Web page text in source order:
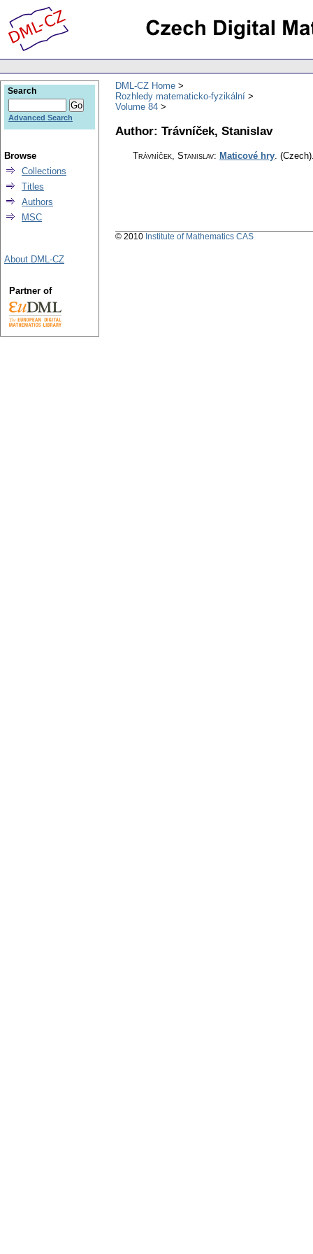
DML-CZ Home
Rozhledy matematicko-fyzikální
Volume 84
Author: Trávníček, Stanislav
Trávníček, Stanislav: Maticové hry.
Search
Advanced Search
Browse
Collections
Titles
Authors
MSC
About DML-CZ
Partner of
© 2010 Institute of Mathematics CAS